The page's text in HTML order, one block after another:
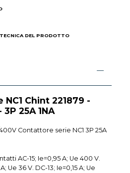
DEL PRODOTTO
Chint 221879 -
3P 25A 1NA
Contattore serie NC1 3P 25A
AC-15; Ie=0,95 A; Ue 400 V.
Ue 36 V. DC-13; Ie=0,15 A; Ue